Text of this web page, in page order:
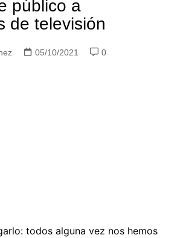
público a
de televisión
05/10/2021
0
todos alguna vez nos hemos